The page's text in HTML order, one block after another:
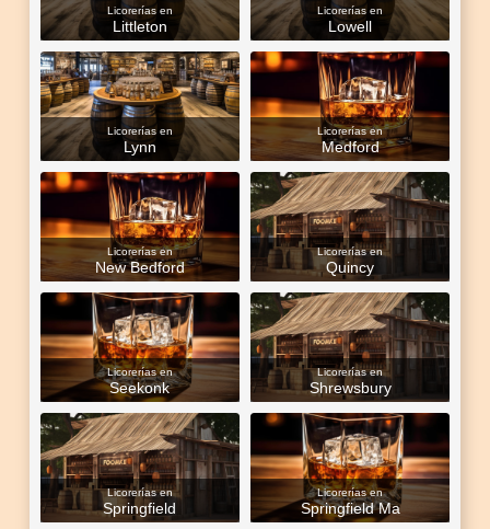
Licorerías en
Littleton
Licorerías en
Lowell
Licorerías en
Lynn
Licorerías en
Medford
Licorerías en
New Bedford
Licorerías en
Quincy
Licorerías en
Seekonk
Licorerías en
Shrewsbury
Licorerías en
Springfield
Licorerías en
Springfield Ma